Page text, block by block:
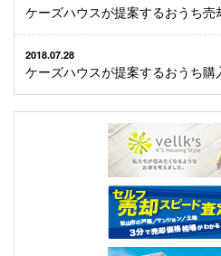
ケーズハウスが提案するおうち売
2018.07.28
ケーズハウスが提案するおうち購